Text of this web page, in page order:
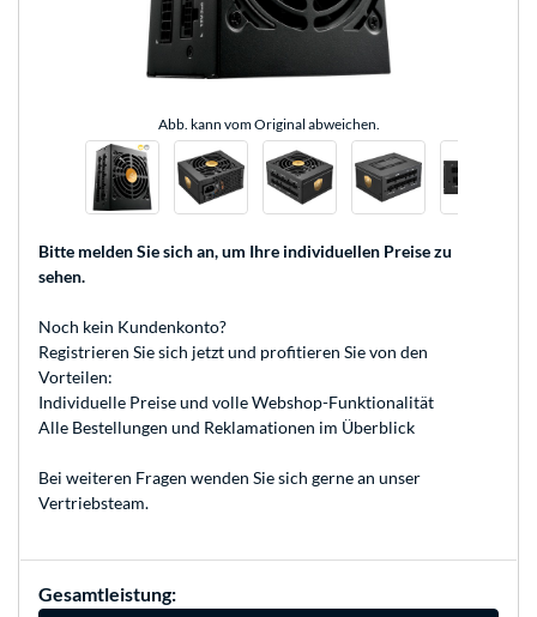
Abb. kann vom Original abweichen.
Bitte melden Sie sich an, um Ihre individuellen Preise zu
sehen.
Noch kein Kundenkonto?
Registrieren Sie sich jetzt und profitieren Sie von den
Vorteilen:
Individuelle Preise und volle Webshop-Funktionalität
Alle Bestellungen und Reklamationen im Überblick
Bei weiteren Fragen wenden Sie sich gerne an unser
Vertriebsteam.
Gesamtleistung: